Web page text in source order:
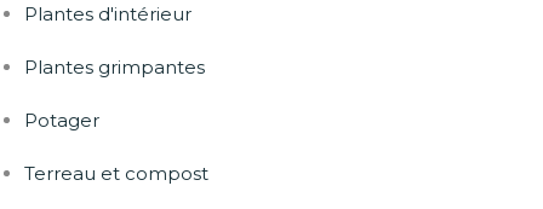
Plantes d'intérieur
Plantes grimpantes
Potager
Terreau et compost